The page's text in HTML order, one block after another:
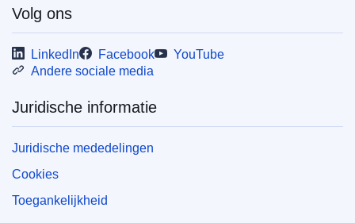
Volg ons
LinkedIn Facebook
YouTube
Andere sociale media
Juridische informatie
Juridische mededelingen
Cookies
Toegankelijkheid